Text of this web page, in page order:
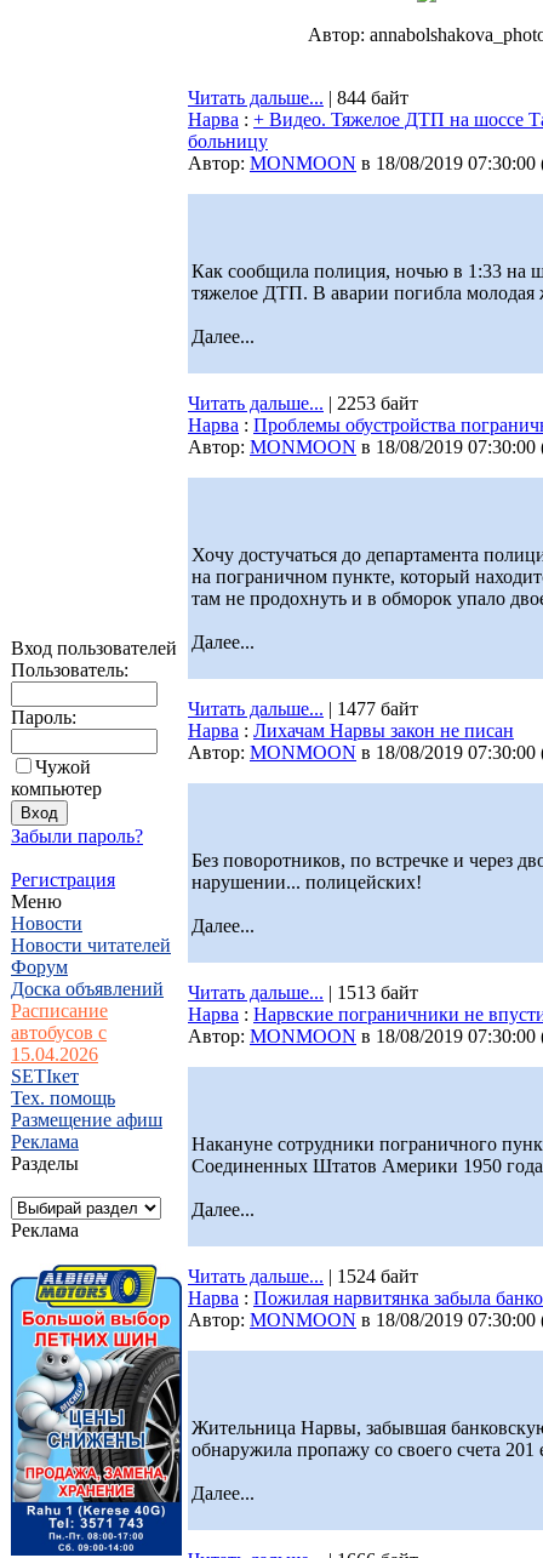
Вход пользователей
Пользователь:
Пароль:
Чужой
компьютер
Забыли пароль?
Регистрация
Меню
Новости
Новости читателей
Форум
Доска объявлений
Расписание
автобусов с
15.04.2026
SETIкет
Тех. помощь
Размещение афиш
Реклама
Разделы
Реклама
Автор:
Читать дальше... | 844 байт
Нарва : + Видео. Тяжелое ДТП на шоссе
больницу
Автор: MONMOON в 18/08/2019 07:30:00
Как сообщила полиция, ночью в 1:33 на
тяжелое ДТП. В аварии погибла
Далее...
Читать дальше... | 2253 байт
Нарва : Проблемы обустройства
Автор: MONMOON в 18/08/2019 07:30:00
Хочу достучаться до департамента
на пограничном пункте, который
там не продохнуть и в обморок упало
Далее...
Читать дальше... | 1477 байт
Нарва : Лихачам Нарвы закон не писан
Автор: MONMOON в 18/08/2019 07:30:00
Без поворотников, по встречке и через
нарушении... полицейских!
Далее...
Читать дальше... | 1513 байт
Нарва : Нарвские пограничники не
Автор: MONMOON в 18/08/2019 07:30:00
Накануне сотрудники пограничного
Соединенных Штатов Америки 1950
Далее...
Читать дальше... | 1524 байт
Нарва : Пожилая нарвитянка забыла
Автор: MONMOON в 18/08/2019 07:30:00
Жительница Нарвы, забывшая
обнаружила пропажу со своего счета 201
Далее...